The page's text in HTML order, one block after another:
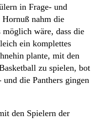
in Frage- und
Hornuß nahm die
wäre, dass die
ein komplet­tes
plante, mit den
zu spielen, bot
die Panthers gingen
den Spielern der